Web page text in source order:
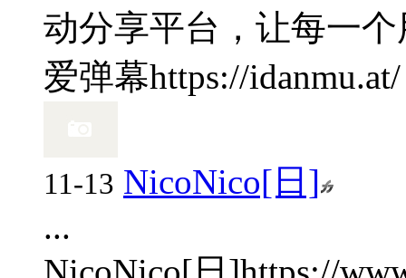
动分享平台，让每一
爱弹幕https://idanmu.at/
11-13 NicoNico[日]
...